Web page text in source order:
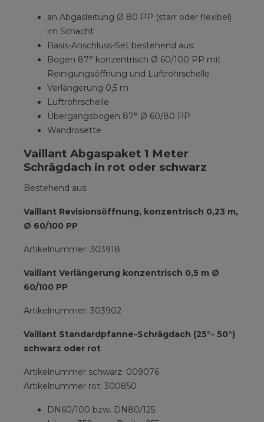
an Abgasleitung Ø 80 PP (starr oder flexibel)
im Schacht
Basis-Anschluss-Set bestehend aus:
Bogen 87° konzentrisch Ø 60/100 PP mit
Reinigungsöffnung und Luftrohrschelle
Verlängerung 0,5 m
Luftrohrschelle
Übergangsbogen 87° Ø 60/80 PP
Wandrosette
Vaillant Abgaspaket 1 Meter
Schrägdach in rot oder schwarz
Bestehend aus:
Vaillant Revisionsöffnung, konzentrisch 0,23 m,
Ø 60/100 PP
Artikelnummer: 303918
Vaillant Verlängerung konzentrisch 0,5 m Ø
60/100 PP
Artikelnummer: 303902
Vaillant Standardpfanne-Schrägdach (25°- 50°)
schwarz oder rot
Artikelnummer schwarz: 009076
Artikelnummer rot: 300850
DN60/100 bzw. DN80/125